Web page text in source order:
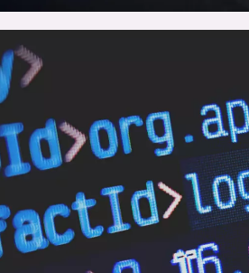
sikkerhet kontor
design